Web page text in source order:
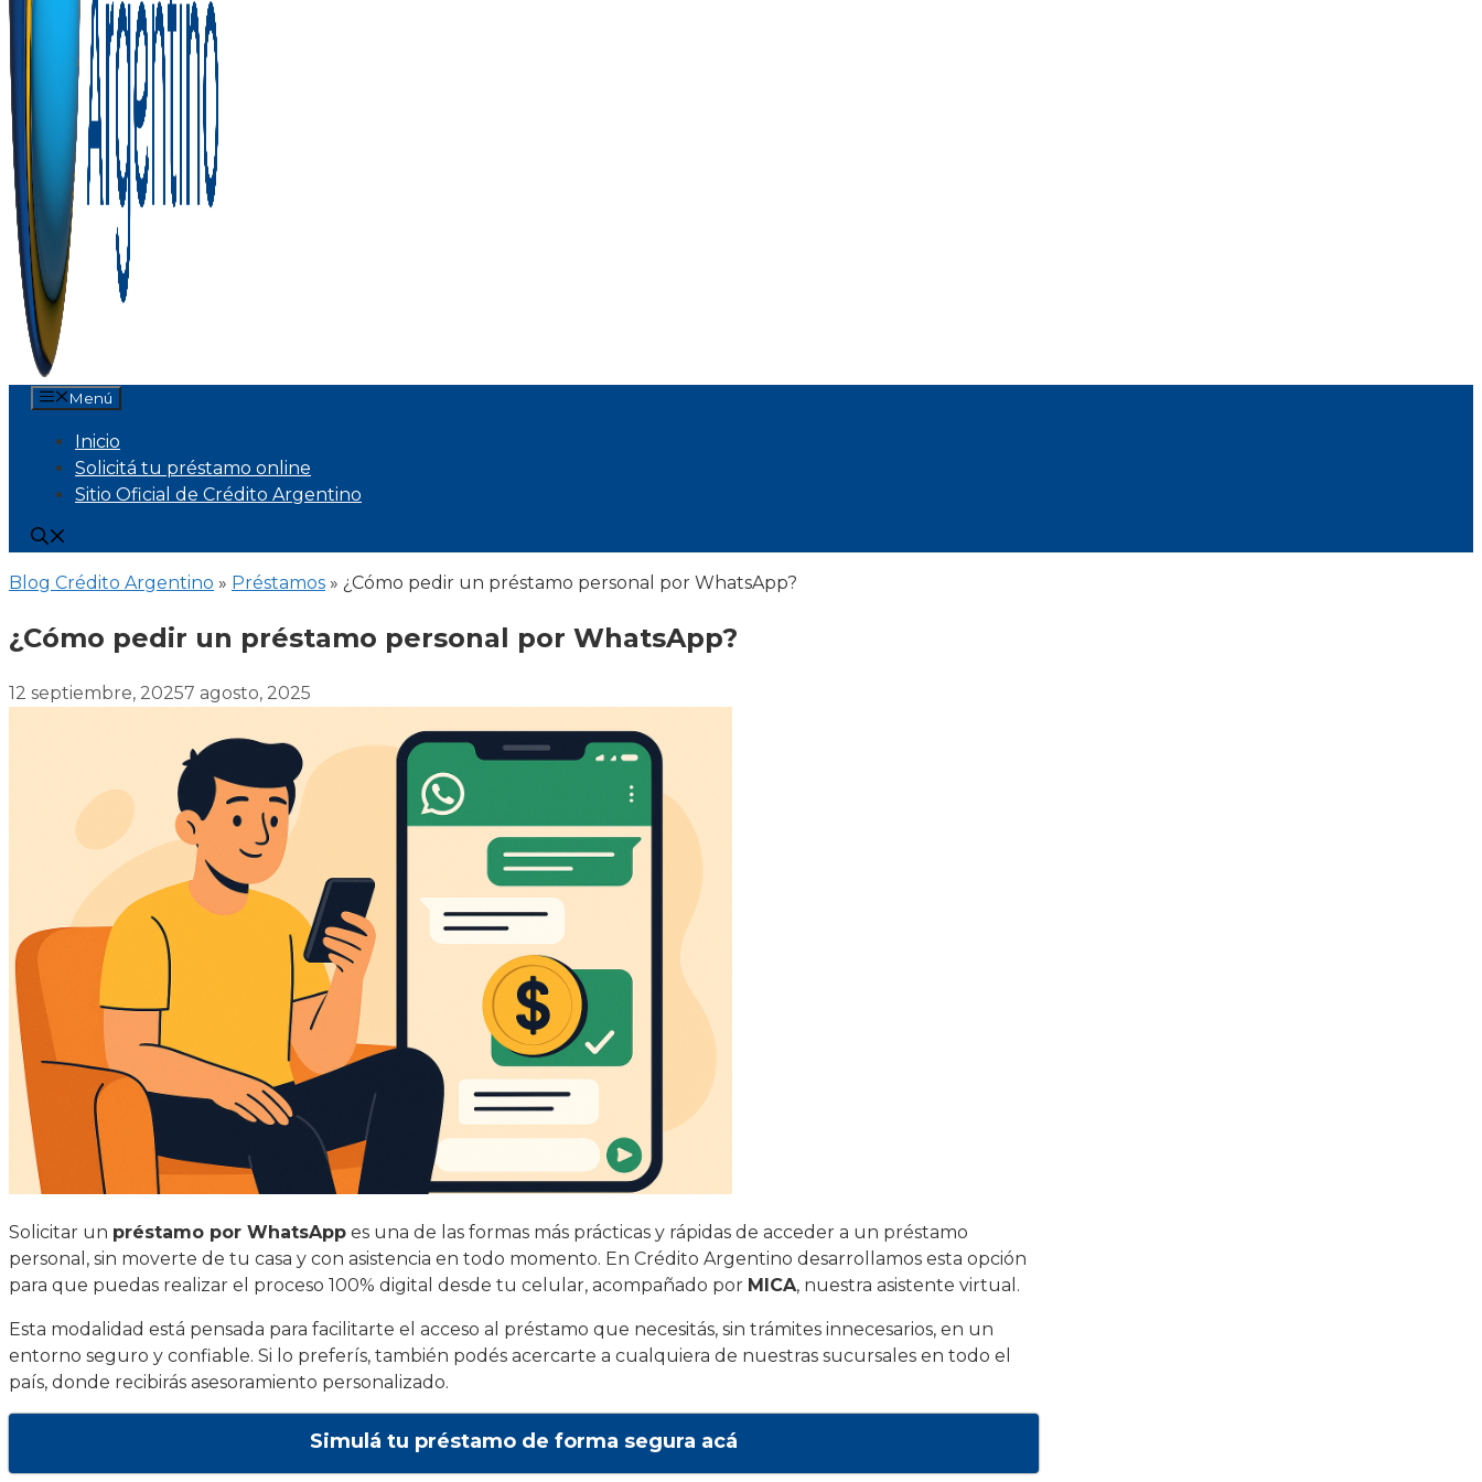
Menú
Inicio
Solicitá tu préstamo online
Sitio Oficial de Crédito Argentino
Blog Crédito Argentino » Préstamos » ¿Cómo pedir un préstamo personal por WhatsApp?
¿Cómo pedir un préstamo personal por WhatsApp?
12 septiembre, 20257 agosto, 2025
Solicitar un préstamo por WhatsApp es una de las formas más prácticas y rápidas de acceder a un préstamo
personal, sin moverte de tu casa y con asistencia en todo momento. En Crédito Argentino desarrollamos esta opción
para que puedas realizar el proceso 100% digital desde tu celular, acompañado por MICA, nuestra asistente virtual.
Esta modalidad está pensada para facilitarte el acceso al préstamo que necesitás, sin trámites innecesarios, en un
entorno seguro y confiable. Si lo preferís, también podés acercarte a cualquiera de nuestras sucursales en todo el
país, donde recibirás asesoramiento personalizado.
Simulá tu préstamo de forma segura acá